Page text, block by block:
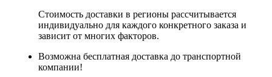
Стоимость доставки в регионы рассчитывается
индивидуально для каждого конкретного заказа и
зависит от многих факторов.
Возможна бесплатная доставка до транспортной
компании!